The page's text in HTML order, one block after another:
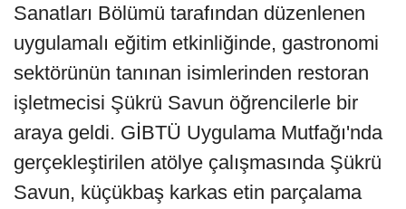
Sanatları Bölümü tarafından düzenlenen
uygulamalı eğitim etkinliğinde, gastronomi
sektörünün tanınan isimlerinden restoran
işletmecisi Şükrü Savun öğrencilerle bir
araya geldi. GİBTÜ Uygulama Mutfağı'nda
gerçekleştirilen atölye çalışmasında Şükrü
Savun, küçükbaş karkas etin parçalama